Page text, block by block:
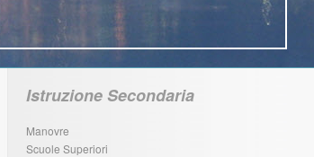
Istruzione Secondaria
Manovre
Scuole Superiori